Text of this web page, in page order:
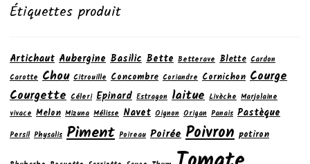
Étiquettes produit
Artichaut Aubergine Basilic Bette Betterave Blette Cardon
Carotte Chou Citrouille Concombre Coriandre Cornichon Courge
Courgette Céleri Epinard Estragon laitue Livèche Marjolaine
vivace Melon Mizuna Mélisse Navet Oignon Origan Panais Pastèque
Persil Physalis Piment Poireau Poirée Poivron potiron